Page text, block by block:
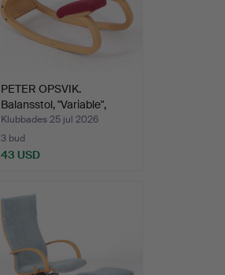
PETER OPSVIK.
Balansstol, "Variable",
Stok…
Klubbades 25 jul 2026
3 bud
43 USD